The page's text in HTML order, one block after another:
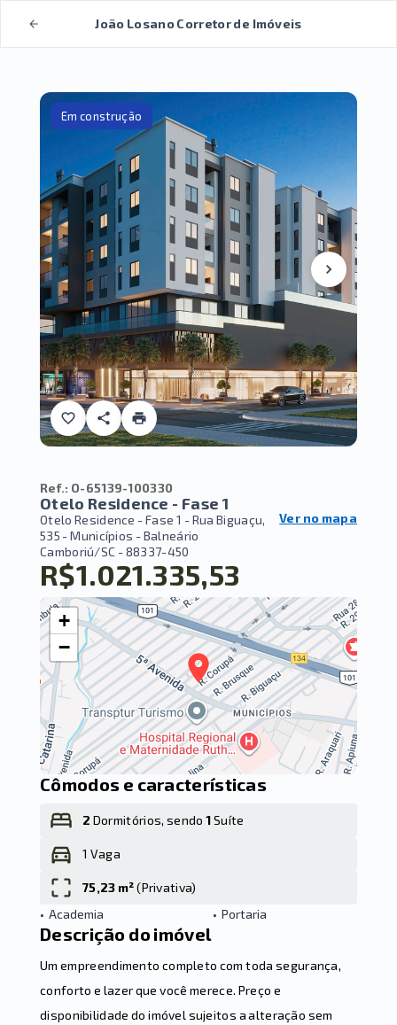
João Losano Corretor de Imóveis
Em construção
Ref.: O-65139-100330
Otelo Residence - Fase 1
Otelo Residence - Fase 1 -Rua Biguaçu,
535 - Municípios - Balneário
Camboriú/SC - 88337-450
Ver no mapa
R$1.021.335,53
+
−
Cômodos e características
2 Dormitórios, sendo1Suíte
1 Vaga
75,23 m²(Privativa)
• Academia • Portaria
Descrição do imóvel
Um empreendimento completo com toda segurança,
conforto e lazer que você merece. Preço e
disponibilidade do imóvel sujeitos a alteração sem